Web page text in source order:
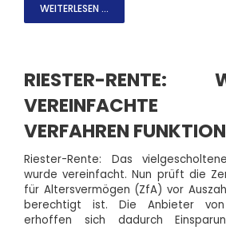
WEITERLESEN ...
RIESTER-
VEREINFACHTE
VERFAHREN
Riester-Rente: Das
wurde vereinfacht. Nun prüft die
für Altersvermögen (ZfA) vor
berechtigt ist. Die Anbieter von
erhoffen sich dadurch